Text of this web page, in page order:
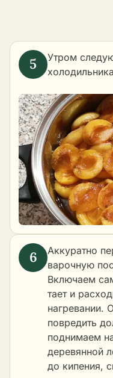
Утром
Аккуратно
варочную
Включаем
тает и
нагревании.
повредить
поднимаем
деревянной
до кипения,